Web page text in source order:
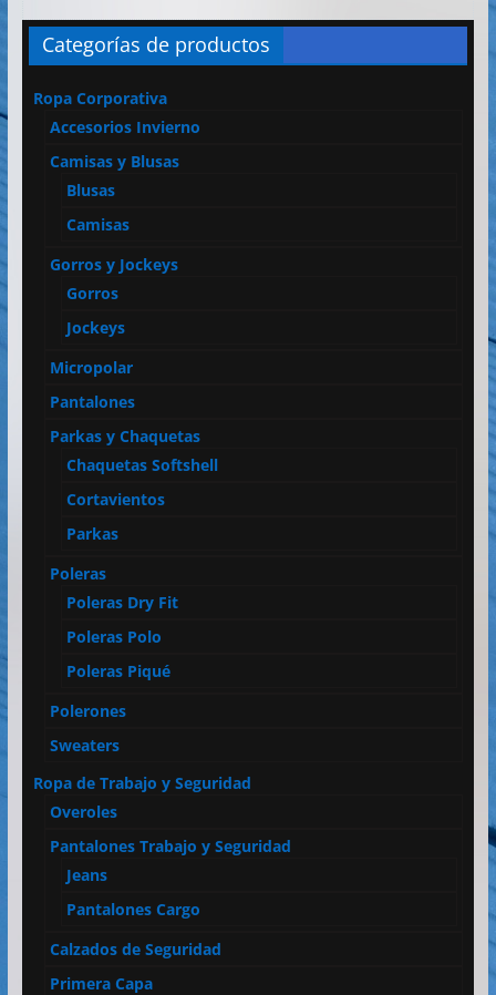
Categorías de productos
Ropa Corporativa
Accesorios Invierno
Camisas y Blusas
Blusas
Camisas
Gorros y Jockeys
Gorros
Jockeys
Micropolar
Pantalones
Parkas y Chaquetas
Chaquetas Softshell
Cortavientos
Parkas
Poleras
Poleras Dry Fit
Poleras Polo
Poleras Piqué
Polerones
Sweaters
Ropa de Trabajo y Seguridad
Overoles
Pantalones Trabajo y Seguridad
Jeans
Pantalones Cargo
Calzados de Seguridad
Primera Capa